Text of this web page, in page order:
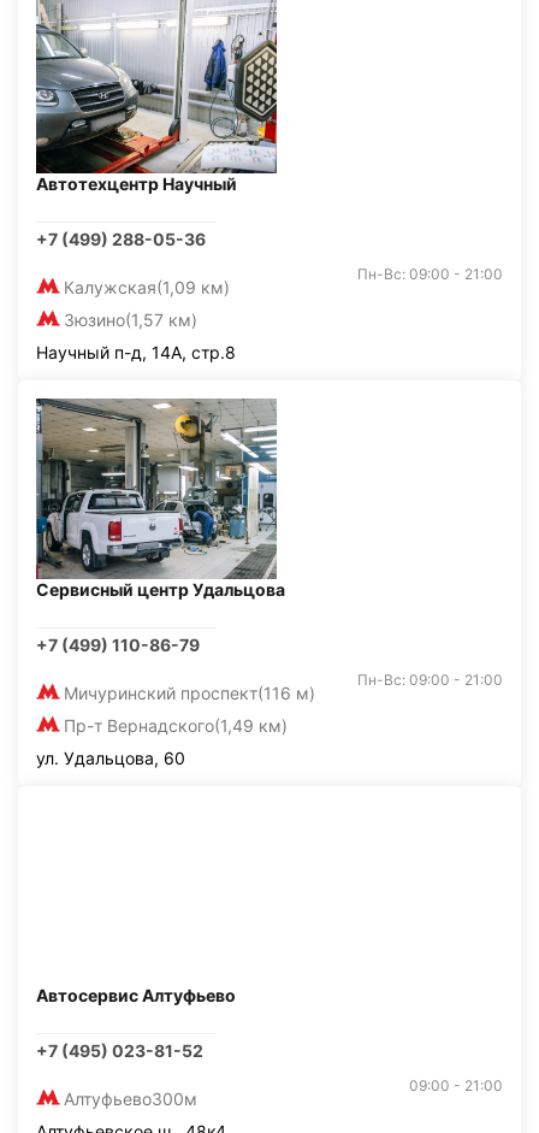
Автотехцентр Научный
+7 (499) 288-05-36
Калужская(1,09 км)
Зюзино(1,57 км)
Пн-Вс: 09:00 - 21:00
Научный п-д, 14А, стр.8
Сервисный центр Удальцова
+7 (499) 110-86-79
Мичуринский проспект(116 м)
Пр-т Вернадского(1,49 км)
Пн-Вс: 09:00 - 21:00
ул. Удальцова, 60
Автосервис Алтуфьево
+7 (495) 023-81-52
Алтуфьево300м
09:00 - 21:00